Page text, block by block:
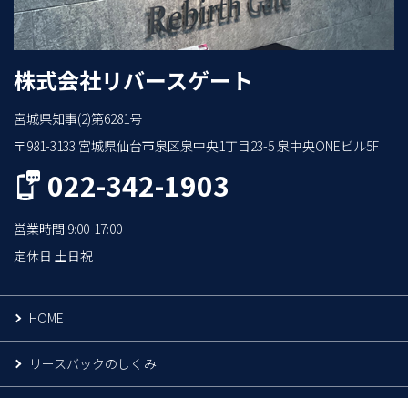
株式会社リバースゲート
宮城県知事(2)第6281号
〒981-3133 宮城県仙台市泉区泉中央1丁目23-5 泉中央ONEビル5F
022-342-1903
営業時間 9:00-17:00
定休日 土日祝
HOME
リースバックのしくみ